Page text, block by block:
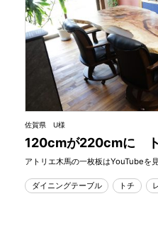
佐賀県 U様
120cmが220cmに ト
アトリエ木馬の一枚板はYouTubeを
ダイニングテーブル トチ